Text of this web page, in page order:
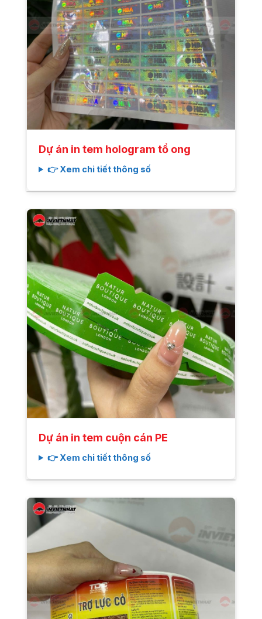
Dự án in tem hologram tổ ong
👉 Xem chi tiết thông số
Dự án in tem cuộn cán PE
👉 Xem chi tiết thông số